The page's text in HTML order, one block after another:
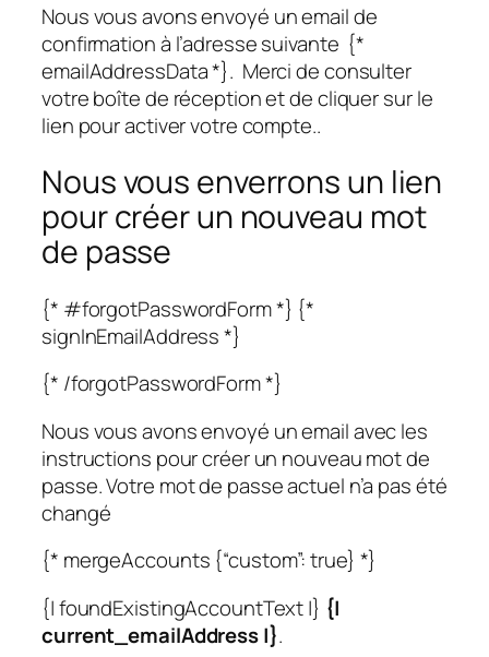
Nous vous avons envoyé un email de
confirmation à l’adresse suivante {*
emailAddressData *}. Merci de consulter
votre boîte de réception et de cliquer sur le
lien pour activer votre compte..
Nous vous enverrons un lien
pour créer un nouveau mot
de passe
{* #forgotPasswordForm *} {*
signInEmailAddress *}
{* /forgotPasswordForm *}
Nous vous avons envoyé un email avec les
instructions pour créer un nouveau mot de
passe. Votre mot de passe actuel n’a pas été
changé
{* mergeAccounts {“custom”: true} *}
{| foundExistingAccountText |} {|
current_emailAddress |}.